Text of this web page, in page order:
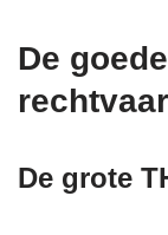
De
De grote